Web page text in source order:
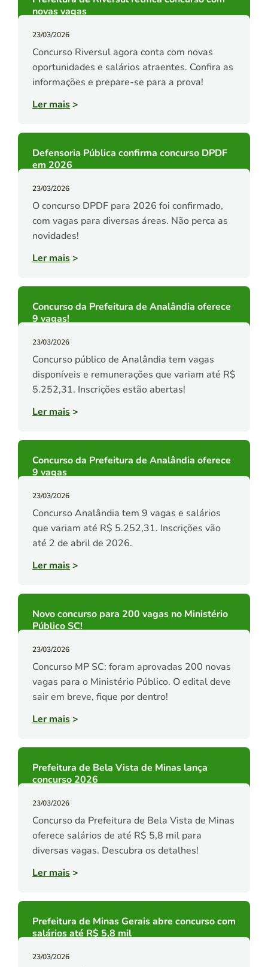
novas vagas
23/03/2026
Concurso Riversul agora conta com novas
oportunidades e salários atraentes. Confira as
informações e prepare-se para a prova!
Ler mais>
Defensoria Pública confirma concurso DPDF
em 2026
23/03/2026
O concurso DPDF para 2026 foi confirmado,
com vagas para diversas áreas. Não perca as
novidades!
Ler mais>
Concurso da Prefeitura de Analândia oferece
9 vagas!
23/03/2026
Concurso público de Analândia tem vagas
disponíveis e remunerações que variam até R$
5.252,31. Inscrições estão abertas!
Ler mais>
Concurso da Prefeitura de Analândia oferece
9 vagas
23/03/2026
Concurso Analândia tem 9 vagas e salários
que variam até R$ 5.252,31. Inscrições vão
até 2 de abril de 2026.
Ler mais>
Novo concurso para 200 vagas no Ministério
Público SC!
23/03/2026
Concurso MP SC: foram aprovadas 200 novas
vagas para o Ministério Público. O edital deve
sair em breve, fique por dentro!
Ler mais>
Prefeitura de Bela Vista de Minas lança
concurso 2026
23/03/2026
Concurso da Prefeitura de Bela Vista de Minas
oferece salários de até R$ 5,8 mil para
diversas vagas. Descubra os detalhes!
Ler mais>
Prefeitura de Minas Gerais abre concurso com
salários até R$ 5,8 mil
23/03/2026